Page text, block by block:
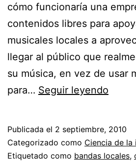
cómo funcionaría una
contenidos libres para
musicales locales a
llegar al público que
su música, en vez de usar
para… Seguir leyendo
Plan
de
Publicada el 2 septiembre, 2010
Categorizado como Ciencia de
Etiquetado como bandas locales,